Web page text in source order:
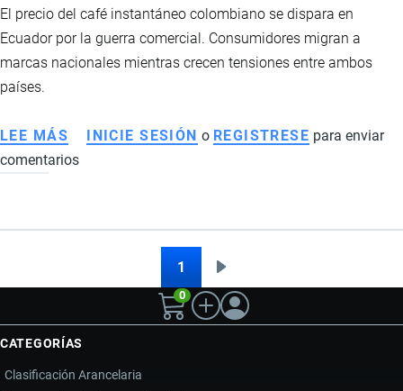
ECUADOR
El precio del café instantáneo colombiano se dispara en
Ecuador por la guerra comercial. Consumidores migran a
marcas nacionales mientras crecen tensiones entre ambos
países.
LEE MÁS SOBRE
ALZA
INSTANTÁNEO
COMERCIAL
CONSUMO
INICIE SESIÓN o REGISTRESE para enviar
comentarios
1
página
0
CATEGORÍAS
Clasificación Arancelaria